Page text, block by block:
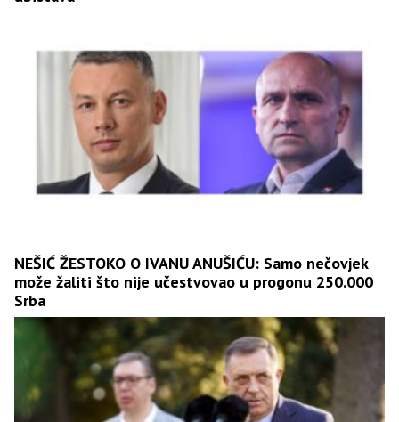
NEŠIĆ ŽESTOKO O IVANU ANUŠIĆU: Samo nečovjek
može žaliti što nije učestvovao u progonu 250.000
Srba